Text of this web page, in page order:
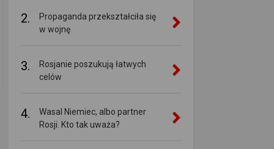
2.
Propaganda przekształciła się
w wojnę
3.
Rosjanie poszukują łatwych
celów
4.
Wasal Niemiec, albo partner
Rosji. Kto tak uważa?